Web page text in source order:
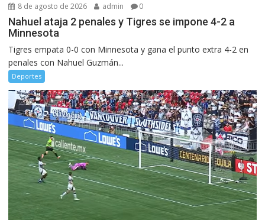
8 de agosto de 2026 admin 0
Nahuel ataja 2 penales y Tigres se impone 4-2 a
Minnesota
Tigres empata 0-0 con Minnesota y gana el punto extra 4-2 en
penales con Nahuel Guzmán...
Deportes